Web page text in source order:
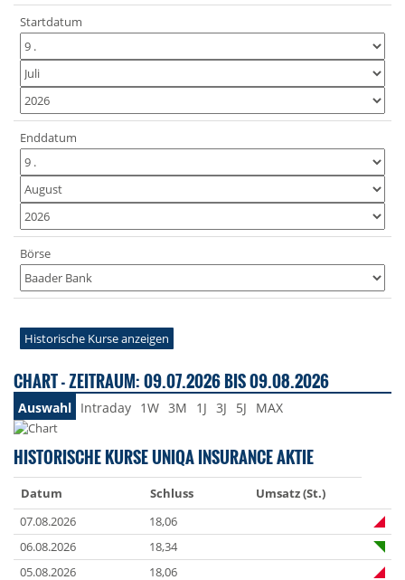
Startdatum
Enddatum
Börse
Historische Kurse anzeigen
CHART - ZEITRAUM: 09.07.2026 BIS 09.08.2026
Auswahl Intraday 1W 3M 1J 3J 5J MAX
HISTORISCHE KURSE UNIQA INSURANCE AKTIE
Datum Schluss
Umsatz (St.)
07.08.2026
18,06
06.08.2026
18,34
05.08.2026
18,06